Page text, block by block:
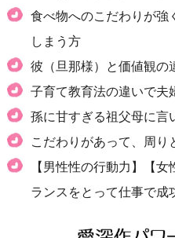
食べ物へのこだわりが強
しまう方
彼（旦那様）と価値観の
子育て教育法の違いで夫
孫に甘すぎる祖父母に言
こだわりがあって、周り
【男性性の行動力】【
ランスをとって仕事で成